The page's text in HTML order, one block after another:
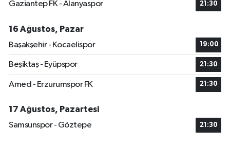
Gaziantep FK - Alanyaspor 21:30
16 Ağustos, Pazar
Başakşehir - Kocaelispor
19:00
Beşiktaş - Eyüpspor 21:30
Amed - Erzurumspor FK 21:30
17 Ağustos, Pazartesi
Samsunspor - Göztepe
21:30